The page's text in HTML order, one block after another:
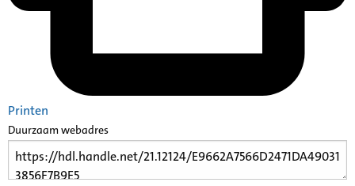
Printen
Duurzaam webadres